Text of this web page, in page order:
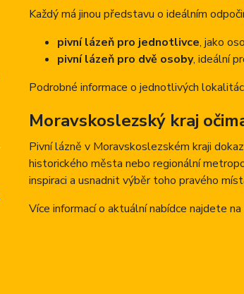
Každý má jinou představu o ideálním
pivní lázeň pro jednotlivce, jako
pivní lázeň pro dvě osoby, ideální
Podrobné informace o jednotlivých
Moravskoslezský kraj
Pivní lázně v Moravskoslezském kraji
historického města nebo regionální
inspiraci a usnadnit výběr toho pravého
Více informací o aktuální nabídce najdete